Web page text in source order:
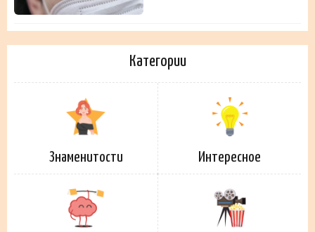
Категории
Знаменитости Интересное